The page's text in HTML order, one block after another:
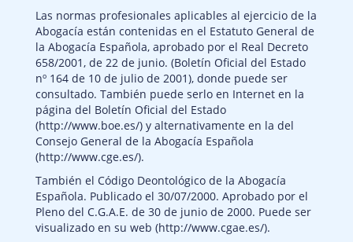
Las normas profesionales aplicables al ejercicio de la
Abogacía están contenidas en el Estatuto General de
la Abogacía Española, aprobado por el Real Decreto
658/2001, de 22 de junio. (Boletín Oficial del Estado
nº 164 de 10 de julio de 2001), donde puede ser
consultado. También puede serlo en Internet en la
página del Boletín Oficial del Estado
(http://www.boe.es/) y alternativamente en la del
Consejo General de la Abogacía Española
(http://www.cge.es/).
También el Código Deontológico de la Abogacía
Española. Publicado el 30/07/2000. Aprobado por el
Pleno del C.G.A.E. de 30 de junio de 2000. Puede ser
visualizado en su web (http://www.cgae.es/).